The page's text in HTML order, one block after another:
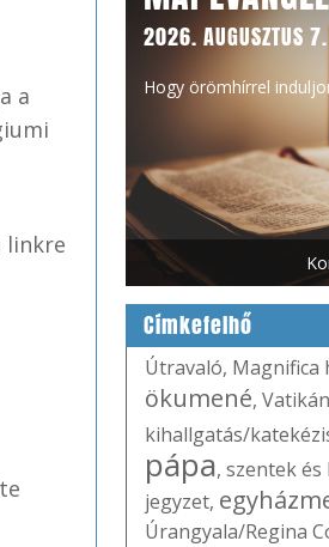
a
linkre
2026. AUGUSZTUS 7.
Hogy örömhírrel
Címkefelhő
Útravaló, Magnifica
ökumené, Vatikán
kihallgatás/
pápa, szentek
jegyzet,
Úrangyala/Regina